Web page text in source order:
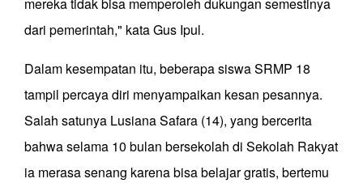
mereka tidak bisa memperoleh dukungan semestinya
dari pemerintah," kata Gus Ipul.
Dalam kesempatan itu, beberapa siswa SRMP 18
tampil percaya diri menyampaikan kesan pesannya.
Salah satunya Lusiana Safara (14), yang bercerita
bahwa selama 10 bulan bersekolah di Sekolah Rakyat
ia merasa senang karena bisa belajar gratis, bertemu